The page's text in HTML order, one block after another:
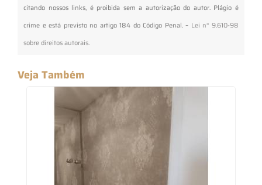
citando nossos links, é proibida sem a autorização do autor. Plágio é
crime e está previsto no artigo 184 do Código Penal. – Lei n° 9.610-98
sobre direitos autorais.
Veja Também